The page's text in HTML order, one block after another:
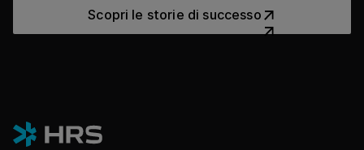
Scopri le storie di successo